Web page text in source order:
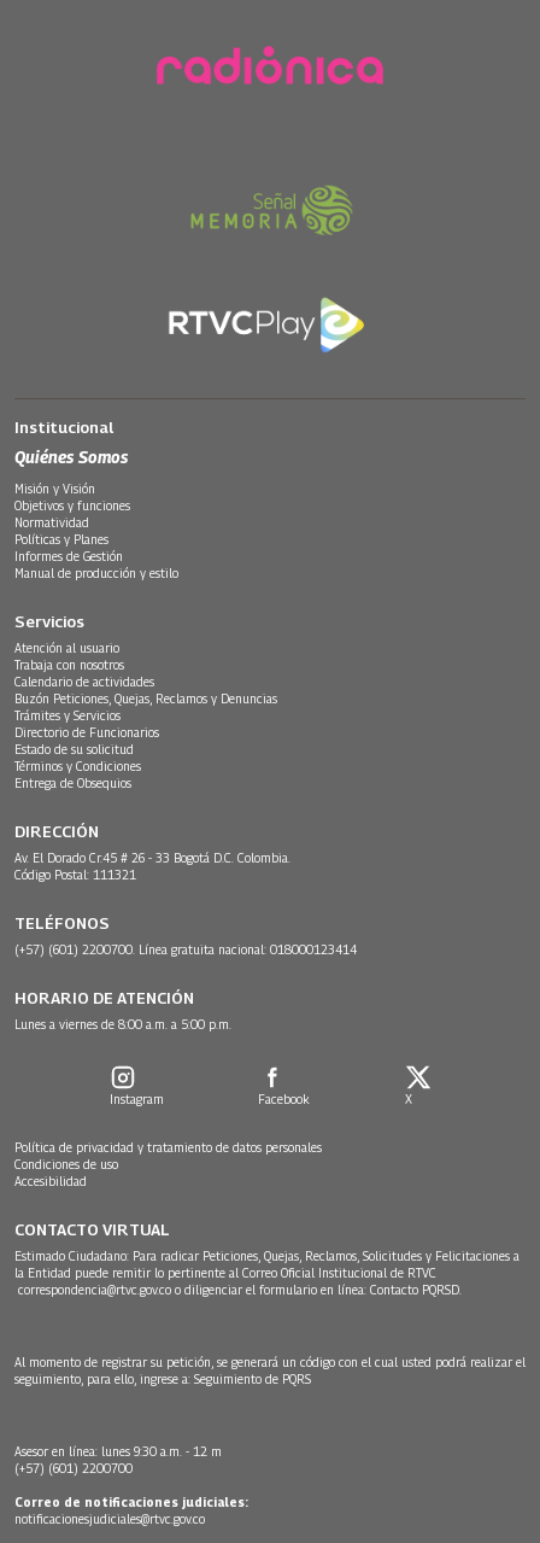
Institucional
Quiénes Somos
Misión y Visión
Objetivos y funciones
Normatividad
Políticas y Planes
Informes de Gestión
Manual de producción y estilo
Servicios
Atención al usuario
Trabaja con nosotros
Calendario de actividades
Buzón Peticiones, Quejas, Reclamos y Denuncias
Trámites y Servicios
Directorio de Funcionarios
Estado de su solicitud
Términos y Condiciones
Entrega de Obsequios
DIRECCIÓN
Av. El Dorado Cr.45 # 26 - 33 Bogotá D.C. Colombia.
Código Postal: 111321
TELÉFONOS
(+57) (601) 2200700. Línea gratuita nacional: 018000123414
HORARIO DE ATENCIÓN
Lunes a viernes de 8:00 a.m. a 5:00 p.m.
Instagram Facebook X
Política de privacidad y tratamiento de datos personales
Condiciones de uso
Accesibilidad
CONTACTO VIRTUAL
Estimado Ciudadano: Para radicar Peticiones, Quejas, Reclamos, Solicitudes y Felicitaciones a
la Entidad puede remitir lo pertinente al Correo Oficial Institucional de RTVC
correspondencia@rtvc.gov.co o diligenciar el formulario en línea: Contacto PQRSD.
Al momento de registrar su petición, se generará un código con el cual usted podrá realizar el
seguimiento, para ello, ingrese a: Seguimiento de PQRS
Asesor en línea: lunes 9:30 a.m. - 12 m
(+57) (601) 2200700
Correo de notificaciones judiciales:
notificacionesjudiciales@rtvc.gov.co